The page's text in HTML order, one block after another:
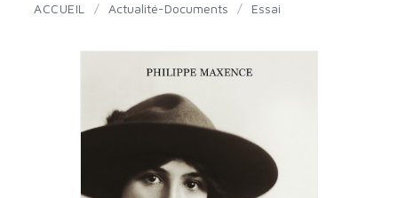
ACCUEIL / Actualité-Documents / Essai